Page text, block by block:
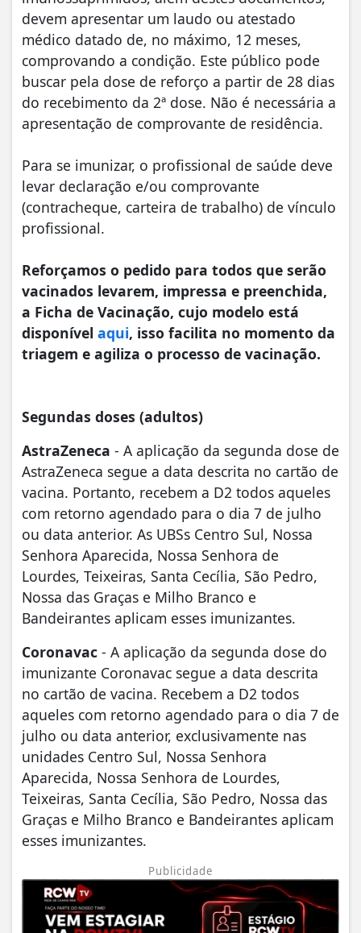
devem apresentar um laudo ou atestado
médico datado de, no máximo, 12 meses,
comprovando a condição. Este público pode
buscar pela dose de reforço a partir de 28 dias
do recebimento da 2ª dose. Não é necessária a
apresentação de comprovante de residência.
Para se imunizar, o profissional de saúde deve
levar declaração e/ou comprovante
(contracheque, carteira de trabalho) de vínculo
profissional.
Reforçamos o pedido para todos que serão
vacinados levarem, impressa e preenchida,
a Ficha de Vacinação, cujo modelo está
disponível aqui, isso facilita no momento da
triagem e agiliza o processo de vacinação.
Segundas doses (adultos)
AstraZeneca - A aplicação da segunda dose de
AstraZeneca segue a data descrita no cartão de
vacina. Portanto, recebem a D2 todos aqueles
com retorno agendado para o dia 7 de julho
ou data anterior. As UBSs Centro Sul, Nossa
Senhora Aparecida, Nossa Senhora de
Lourdes, Teixeiras, Santa Cecília, São Pedro,
Nossa das Graças e Milho Branco e
Bandeirantes aplicam esses imunizantes.
Coronavac - A aplicação da segunda dose do
imunizante Coronavac segue a data descrita
no cartão de vacina. Recebem a D2 todos
aqueles com retorno agendado para o dia 7 de
julho ou data anterior, exclusivamente nas
unidades Centro Sul, Nossa Senhora
Aparecida, Nossa Senhora de Lourdes,
Teixeiras, Santa Cecília, São Pedro, Nossa das
Graças e Milho Branco e Bandeirantes aplicam
esses imunizantes.
Publicidade